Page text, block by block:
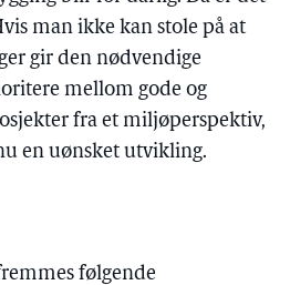
man ikke kan stole på at
gir den nødvendige
mellom gode og
fra et miljøperspektiv,
en uønsket utvikling.
følgende